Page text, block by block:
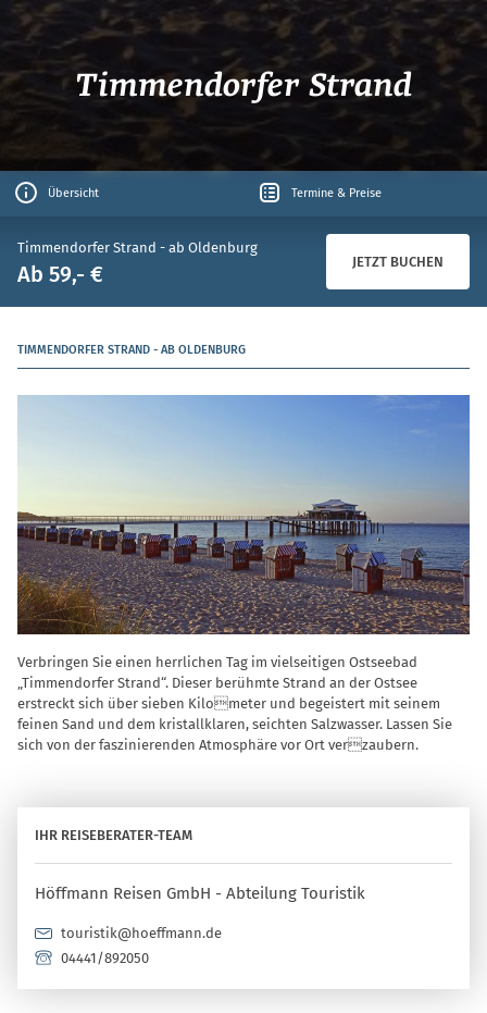
Timmendorfer Strand
Übersicht Termine & Preise
Timmendorfer Strand - ab Oldenburg
Ab 59,- € JETZT BUCHEN
TIMMENDORFER STRAND - AB OLDENBURG
Verbringen Sie einen herrlichen Tag im vielseitigen Ostseebad
„Timmendorfer Strand“. Dieser berühmte Strand an der Ostsee
erstreckt sich über sieben Kilometer und begeistert mit seinem
feinen Sand und dem kristallklaren, seichten Salzwasser. Lassen Sie
sich von der faszinierenden Atmosphäre vor Ort verzaubern.
IHR REISEBERATER-TEAM
Höffmann Reisen GmbH - Abteilung Touristik
touristik@hoeffmann.de
04441/892050